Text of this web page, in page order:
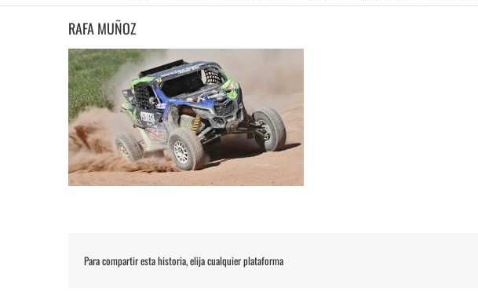
RAFA MUÑOZ
Para compartir esta historia, elija cualquier plataforma